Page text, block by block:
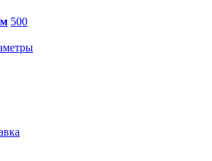
500